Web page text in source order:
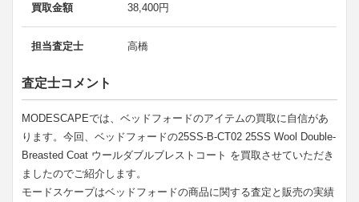
買取金額 38,400円
担当査定士 高橋
査定士コメント
MODESCAPEでは、ベッドフォードのアイテムの買取に自信があ
ります。今回、ベッドフォードの25SS-B-CT02 25SS Wool Double-
Breasted Coat ウールダブルブレストコート を買取させていただき
ましたのでご紹介します。
モードスケープはベッドフォードの商品に関する査定と販売の実績